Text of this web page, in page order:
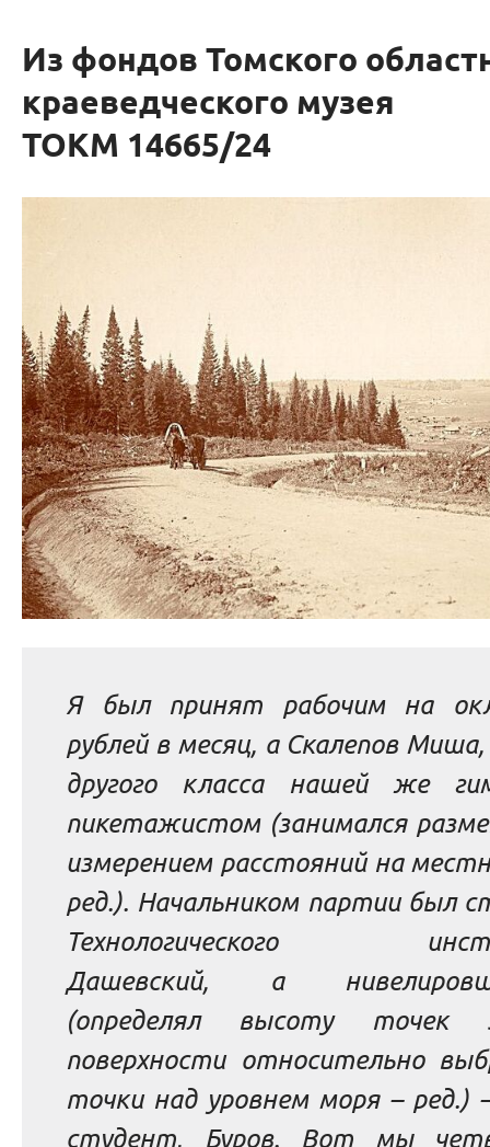
Из фондов Томского
краеведческого музея
ТОКМ 14665/24
Я был принят рабочим на
рублей в месяц, а Скалепов Миша,
другого класса нашей же
пикетажистом(занимался
измерением расстояний на
ред.). Начальником партии был
Технологического
Дашевский, а
(определял высоту точек
поверхности относительно
точки над уровнем моря – ред.)
студент, Буров. Вот мы